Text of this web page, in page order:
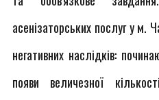
асенізаторських послуг у м.
негативних наслідків:
появи величезної